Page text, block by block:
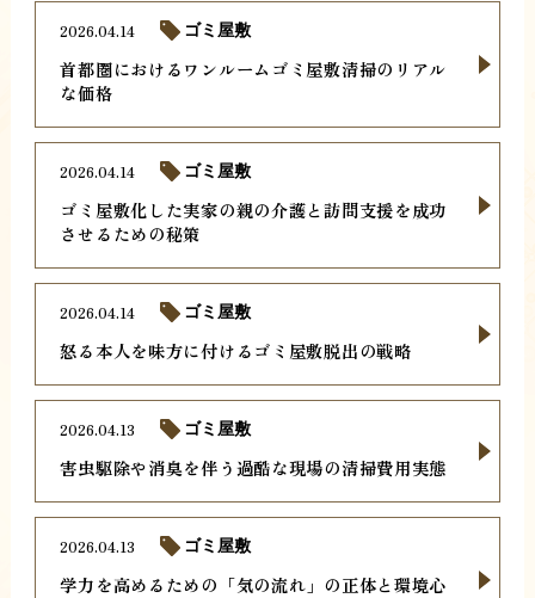
首都圏におけるワンルームゴミ屋敷清掃のリアル
な価格
2026.04.14 ゴミ屋敷
ゴミ屋敷化した実家の親の介護と訪問支援を成功
させるための秘策
2026.04.14 ゴミ屋敷
怒る本人を味方に付けるゴミ屋敷脱出の戦略
2026.04.14 ゴミ屋敷
害虫駆除や消臭を伴う過酷な現場の清掃費用実態
2026.04.13 ゴミ屋敷
学力を高めるための「気の流れ」の正体と環境心
2026.04.13 ゴミ屋敷